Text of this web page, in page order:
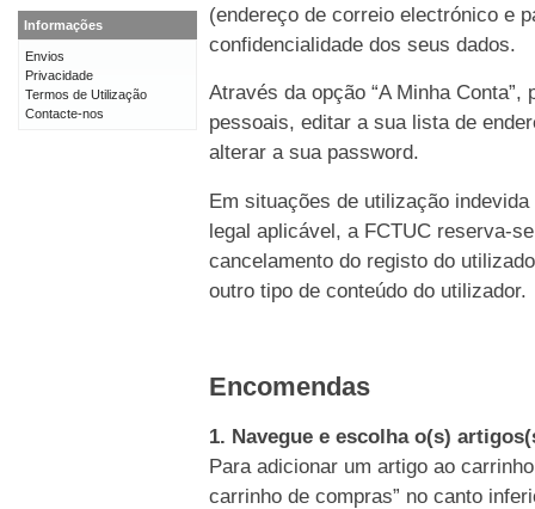
(endereço de correio electrónico e
confidencialidade dos seus dados.
Através da opção “A Minha
pessoais, editar a sua lista de
alterar a sua password.
Em situações de utilização
legal aplicável, a FCTUC reserva-
cancelamento do registo do
outro tipo de conteúdo do utilizador.
Encomendas
1. Navegue e escolha o(s)
Para adicionar um artigo ao
carrinho de compras” no canto
Informações
Envios
Privacidade
Termos de Utilização
Contacte-nos